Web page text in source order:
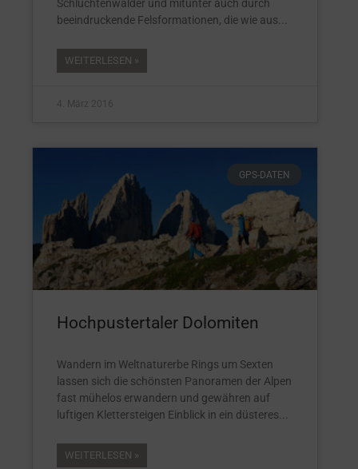
Schluchtenwälder und mitunter auch durch
beeindruckende Felsformationen, die wie aus
WEITERLESEN »
4. März 2016
GPS-DATEN
Hochpustertaler Dolomiten
Wandern im Weltnaturerbe Rings um Sexten
lassen sich die schönsten Panoramen der Alpen
fast mühelos erwandern und gewähren auf
luftigen Klettersteigen Einblick in ein düsteres
WEITERLESEN »